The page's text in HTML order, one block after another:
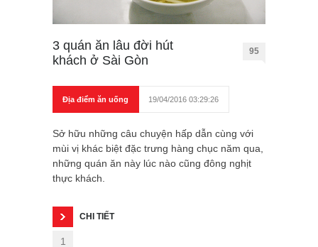
3 quán ăn lâu đời hút
khách ở Sài Gòn
95
Địa điểm ăn uống 19/04/2016 03:29:26
Sở hữu những câu chuyện hấp dẫn cùng với
mùi vị khác biệt đặc trưng hàng chục năm qua,
những quán ăn này lúc nào cũng đông nghịt
thực khách.
CHI TIẾT
1